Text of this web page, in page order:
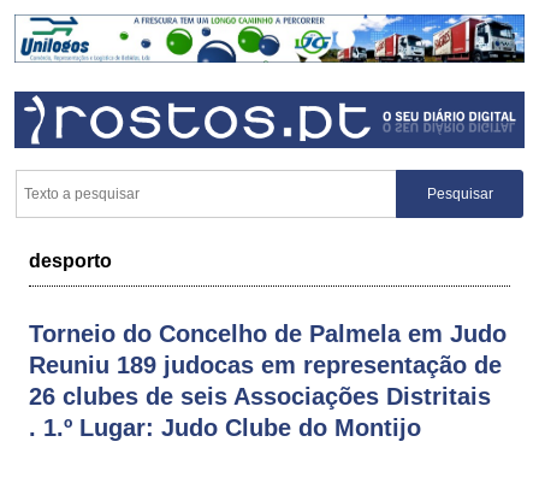
desporto
Torneio do Concelho de Palmela em Judo
Reuniu 189 judocas em representação de
26 clubes de seis Associações Distritais
. 1.º Lugar: Judo Clube do Montijo